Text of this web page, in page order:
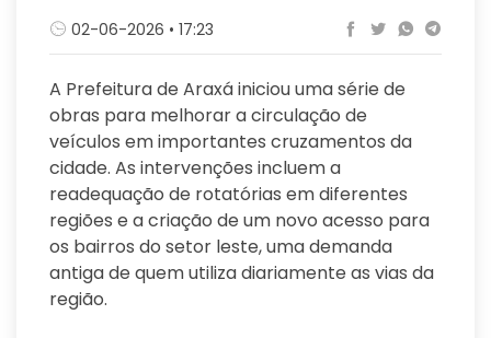
02-06-2026 • 17:23
A Prefeitura de Araxá iniciou uma série de
obras para melhorar a circulação de
veículos em importantes cruzamentos da
cidade. As intervenções incluem a
readequação de rotatórias em diferentes
regiões e a criação de um novo acesso para
os bairros do setor leste, uma demanda
antiga de quem utiliza diariamente as vias da
região.